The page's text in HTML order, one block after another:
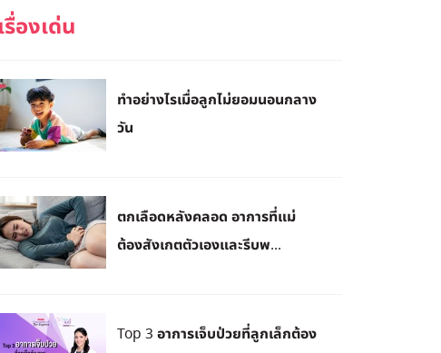
ทำอย่างไรเมื่อลูกไม่ยอมนอนกลาง
วัน
ตกเลือดหลังคลอด อาการที่แม่
ต้องสังเกตตัวเองและรีบพ...
Top 3 อาการเจ็บป่วยที่ลูกเล็กต้อง